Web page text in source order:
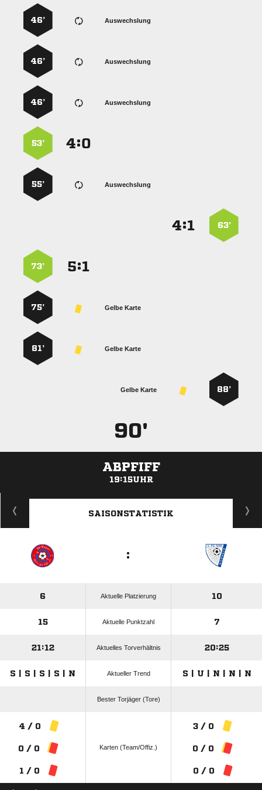
Auswechslung
46’
Auswechslung
46’
Auswechslung
46’
:
53’
Auswechslung
55’
63’
:
:
73’
Gelbe Karte
75’
Gelbe Karte
81’
88’
Gelbe Karte
90'
ABPFIFF
19:15UHR
ANZEIGE
SAISONSTATISTIK
:
6 Aktuelle Platzierung 10
15 Aktuelle Punktzahl 7
21:12 Aktuelles Torverhältnis 20:25
S | S | S | S | N Aktueller Trend S | U | N | N | N
Bester Torjäger (Tore)
4 / 0
0 / 0
1 / 0
Karten (Team/Offiz.)
3 / 0
0 / 0
0 / 0